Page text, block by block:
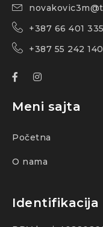
+387 66 401 335
+387 55 242 140
Meni sajta
Početna
O nama
Identifikacija